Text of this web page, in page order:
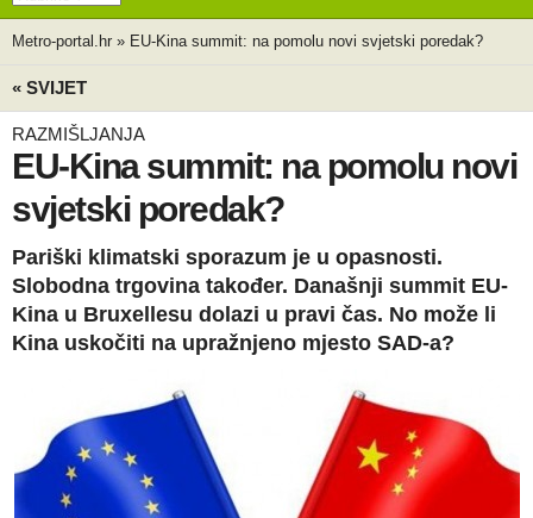
Metro-portal.hr » EU-Kina summit: na pomolu novi svjetski poredak?
« SVIJET
RAZMIŠLJANJA
EU-Kina summit: na pomolu novi
svjetski poredak?
Pariški klimatski sporazum je u opasnosti.
Slobodna trgovina također. Današnji summit EU-
Kina u Bruxellesu dolazi u pravi čas. No može li
Kina uskočiti na upražnjeno mjesto SAD-a?